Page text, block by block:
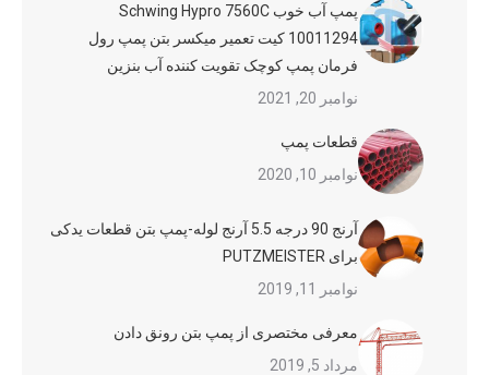
پمپ آب خوب Schwing Hypro 7560C
10011294 کیت تعمیر میکسر بتن پمپ رول
فرمان پمپ کوچک تقویت کننده آب بنزین
نوامبر 20, 2021
قطعات پمپ
نوامبر 10, 2020
آرنج 90 درجه 5.5 آرنج لوله-پمپ بتن قطعات یدکی
برای PUTZMEISTER
نوامبر 11, 2019
معرفی مختصری از پمپ بتن رونق دادن
مرداد 5, 2019